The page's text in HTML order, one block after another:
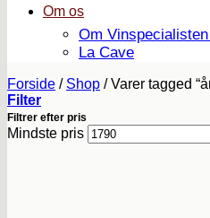
Om os
Om
La Cave
Forside / Shop /Varer tagged
Filter
Filtrer efter pris
Mindste pris